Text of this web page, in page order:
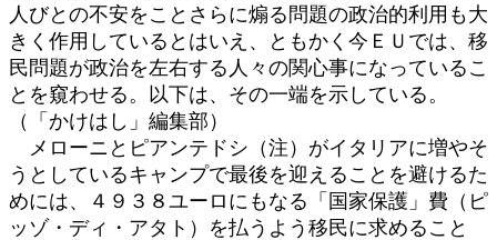
人びとの不安をことさらに煽る問題の政治的利用も大
きく作用しているとはいえ、ともかく今ＥＵでは、移
民問題が政治を左右する人々の関心事になっているこ
とを窺わせる。以下は、その一端を示している。
（「かけはし」編集部）
メローニとピアンテドシ（注）がイタリアに増やそ
うとしているキャンプで最後を迎えることを避けるた
めには、４９３８ユーロにもなる「国家保護」費（ピ
ッゾ・ディ・アタト）を払うよう移民に求めること